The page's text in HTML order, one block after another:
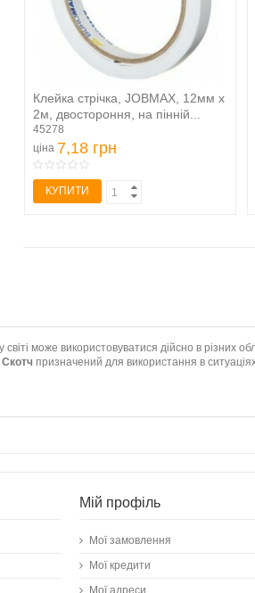
світі може використовуватися дійсно в різних
призначений для використання в
Клейка стрічка, JOBMAX, 12мм х
2м, двостороння, на пінній...
45278
ціна 7,18 грн
КУПИТИ
Мій профіль
Мої замовлення
Мої кредити
Мої адреси